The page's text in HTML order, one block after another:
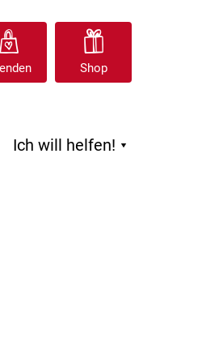
Shop
Ich will helfen! 